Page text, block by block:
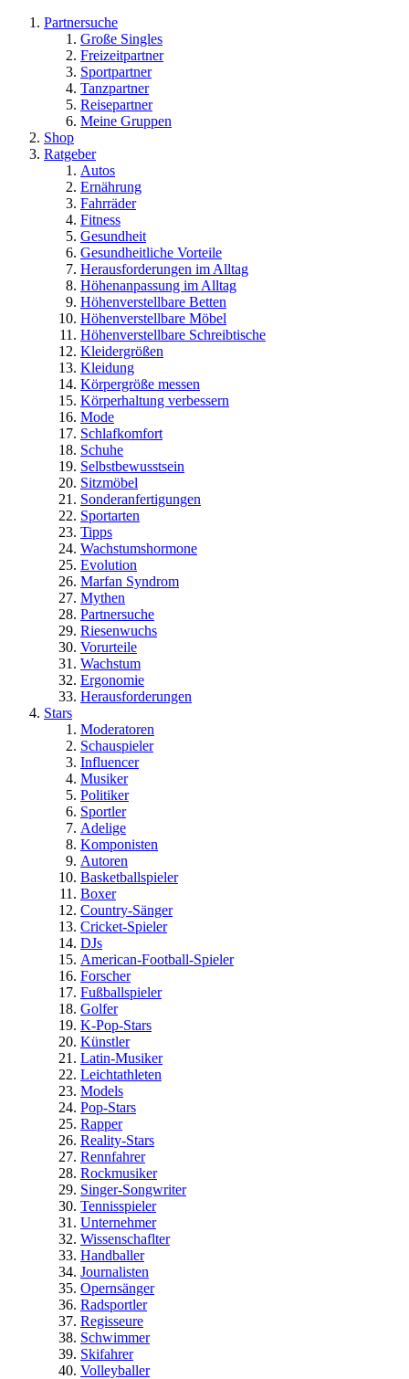
Partnersuche
Große Singles
Freizeitpartner
Sportpartner
Tanzpartner
Reisepartner
Meine Gruppen
Shop
Ratgeber
Autos
Ernährung
Fahrräder
Fitness
Gesundheit
Gesundheitliche Vorteile
Herausforderungen im Alltag
Höhenanpassung im Alltag
Höhenverstellbare Betten
Höhenverstellbare Möbel
Höhenverstellbare Schreibtische
Kleidergrößen
Kleidung
Körpergröße messen
Körperhaltung verbessern
Mode
Schlafkomfort
Schuhe
Selbstbewusstsein
Sitzmöbel
Sonderanfertigungen
Sportarten
Tipps
Wachstumshormone
Evolution
Marfan Syndrom
Mythen
Partnersuche
Riesenwuchs
Vorurteile
Wachstum
Ergonomie
Herausforderungen
Stars
Moderatoren
Schauspieler
Influencer
Musiker
Politiker
Sportler
Adelige
Komponisten
Autoren
Basketballspieler
Boxer
Country-Sänger
Cricket-Spieler
DJs
American-Football-Spieler
Forscher
Fußballspieler
Golfer
K-Pop-Stars
Künstler
Latin-Musiker
Leichtathleten
Models
Pop-Stars
Rapper
Reality-Stars
Rennfahrer
Rockmusiker
Singer-Songwriter
Tennisspieler
Unternehmer
Wissenschaflter
Handballer
Journalisten
Opernsänger
Radsportler
Regisseure
Schwimmer
Skifahrer
Volleyballer